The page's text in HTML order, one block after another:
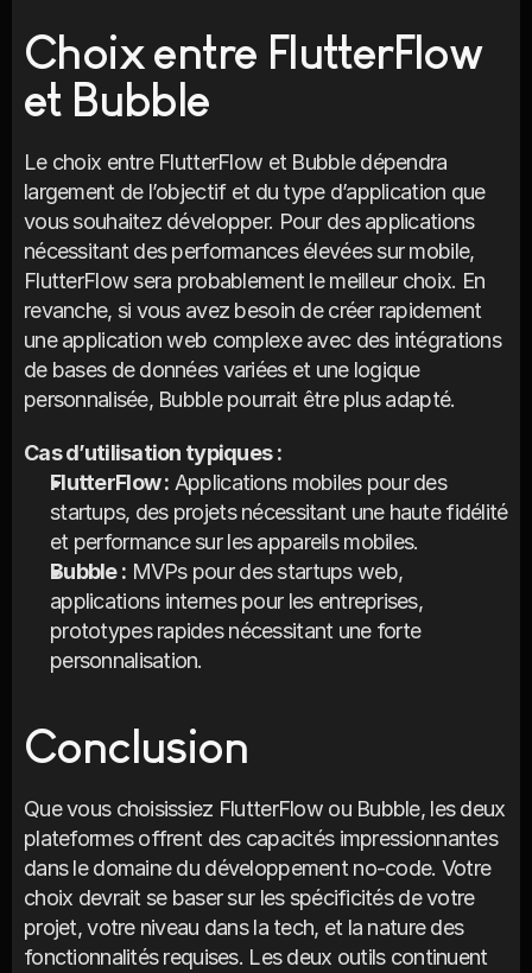
Choix entre FlutterFlow
et Bubble
Le choix entre FlutterFlow et Bubble dépendra
largement de l’objectif et du type d’application que
vous souhaitez développer. Pour des applications
nécessitant des performances élevées sur mobile,
FlutterFlow sera probablement le meilleur choix. En
revanche, si vous avez besoin de créer rapidement
une application web complexe avec des intégrations
de bases de données variées et une logique
personnalisée, Bubble pourrait être plus adapté.
Cas d’utilisation typiques :
FlutterFlow : Applications mobiles pour des
startups, des projets nécessitant une haute fidélité
et performance sur les appareils mobiles.
Bubble : MVPs pour des startups web,
applications internes pour les entreprises,
prototypes rapides nécessitant une forte
personnalisation.
Conclusion
Que vous choisissiez FlutterFlow ou Bubble, les deux
plateformes offrent des capacités impressionnantes
dans le domaine du développement no-code. Votre
choix devrait se baser sur les spécificités de votre
projet, votre niveau dans la tech, et la nature des
fonctionnalités requises. Les deux outils continuent